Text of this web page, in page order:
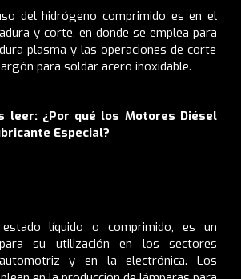
del hidrógeno comprimido es en el
y corte, en donde se emplea para
plasma y las operaciones de corte
para soldar acero inoxidable.
leer: ¿Por qué los Motores Diésel
Especial?
líquido o comprimido, es un
su utilización en los sectores
automotriz y en la electrónica. Los